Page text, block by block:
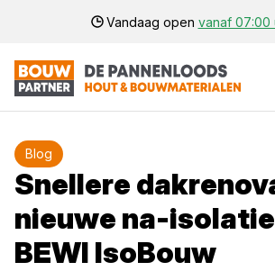
Vandaag open vanaf 07:00
Blog
Snellere
nieuwe na-
BEWI IsoBouw